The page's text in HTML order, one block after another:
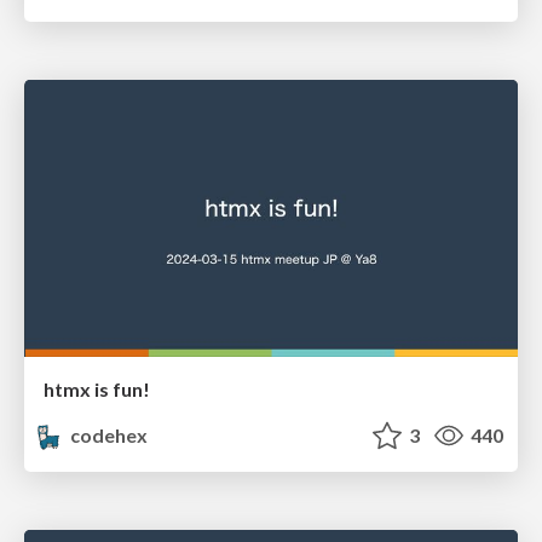
htmx is fun!
codehex
3 440